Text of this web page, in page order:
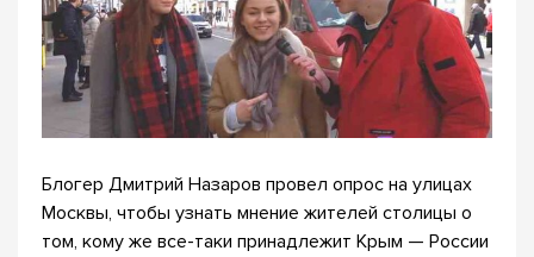
Блогер Дмитрий Назаров провел опрос на улицах
Москвы, чтобы узнать мнение жителей столицы о
том, кому же все-таки принадлежит Крым — России